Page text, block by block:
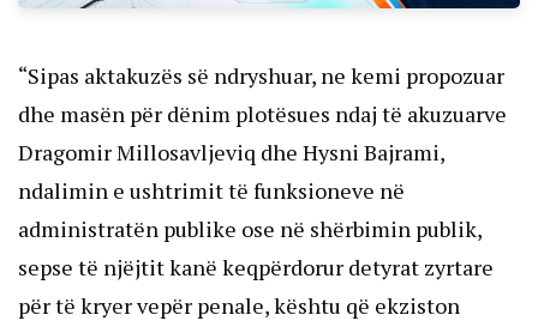
“Sipas aktakuzës së ndryshuar, ne kemi propozuar
dhe masën për dënim plotësues ndaj të akuzuarve
Dragomir Millosavljeviq dhe Hysni Bajrami,
ndalimin e ushtrimit të funksioneve në
administratën publike ose në shërbimin publik,
sepse të njëjtit kanë keqpërdorur detyrat zyrtare
për të kryer vepër penale, kështu që ekziston